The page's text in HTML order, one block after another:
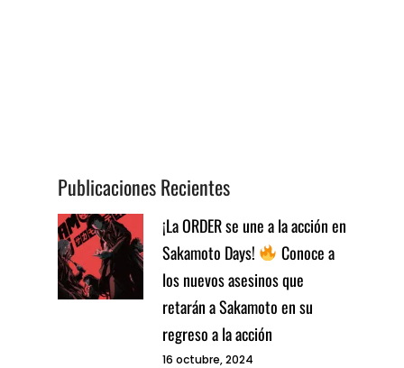
Publicaciones Recientes
¡La ORDER se une a la acción en
Sakamoto Days!
Conoce a
los nuevos asesinos que
retarán a Sakamoto en su
regreso a la acción
16 octubre, 2024